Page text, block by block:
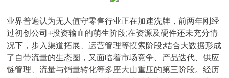
业界普遍认为无人值守零售行业正在加速洗牌，前两年刚经
过初创公司+投资输血的萌生阶段;在资源及硬件还未充分情
况下，步入渠道拓展、运营管理等摸索阶段;结合大数据形成
了自带流量的生态圈，又面临着市场竞争、产品迭代、供应
链管理、流量与销量转化等多座大山重压的第三阶段。经历